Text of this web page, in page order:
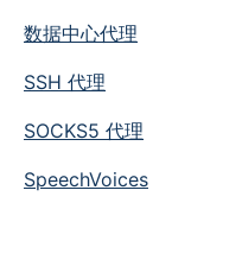
数据中心代理
SSH 代理
SOCKS5 代理
SpeechVoices